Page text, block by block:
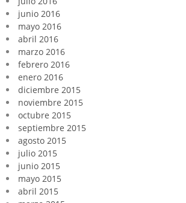
junio 2016
mayo 2016
abril 2016
marzo 2016
febrero 2016
enero 2016
diciembre 2015
noviembre 2015
octubre 2015
septiembre 2015
agosto 2015
julio 2015
junio 2015
mayo 2015
abril 2015